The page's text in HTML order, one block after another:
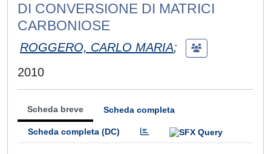
DI CONVERSIONE DI MATRICI
CARBONIOSE
ROGGERO, CARLO MARIA;
2010
Scheda breve Scheda completa
Scheda completa (DC)